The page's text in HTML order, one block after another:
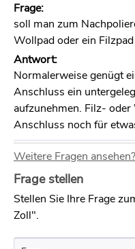
Frage:
soll man zum
Wollpad oder ein
Antwort:
Normalerweise genügt
Anschluss ein
aufzunehmen. Filz-
Anschluss noch für
Weitere Fragen ansehen?
Frage stellen
Stellen Sie Ihre Frage
Zoll".